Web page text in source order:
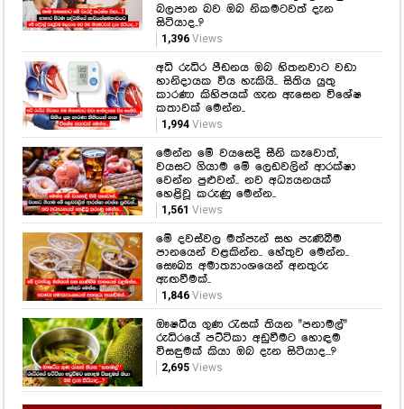
බලපාන බව ඔබ නිකමටවත් දැන
සිටියාද..?
1,396Views
අධි රුධිර පීඩනය ඔබ හිතනවාට වඩා
හානිදායක විය හැකියි.. සිතිය යුතු
කාරණා කිහිපයක් ගැන ඇසෙන විශේෂ
කතාවක් මෙන්න..
1,994Views
මෙන්න මේ වයසෙදි සීනි කෑවොත්,
වයසට ගියාම මේ ලෙඩවලින් ආරක්ෂා
වෙන්න පුළුවන්.. නව අධ්‍යයනයක්
හෙළිවූ කරුණු මෙන්න..
1,561 Views
මේ දවස්වල මත්පැන් සහ පැණිබීම
පානයෙන් වළකින්න.. හේතුව මෙන්න..
සෞඛ්‍ය අමාත්‍යාංශයෙන් අනතුරු
ඇඟවීමක්..
1,846Views
ඖෂධීය ගුණ රැසක් තියන "පනාමල්"
රුධිරයේ පට්ටිකා අඩුවීමට හොඳම
විසඳුමක් කියා ඔබ දැන සිටියාද...?
2,695Views